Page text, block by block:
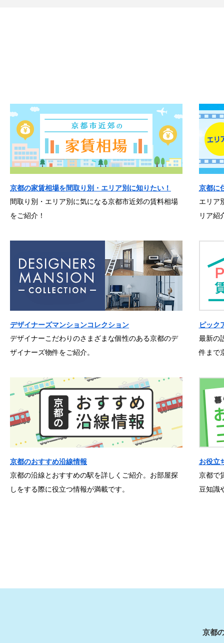
京都の家賃相場を間取り別・エリア別に知りたい！
間取り別・エリア別に気になる京都市近郊の賃料相場
をご紹介！
京都に
エリア
リア紹
デザイナーズマンションコレクション
デザイナーこだわりのさまざまな個性のある京都のデ
ザイナーズ物件をご紹介。
ピック
最新の
件まで
京都のおすすめ沿線情報
京都の沿線とおすすめの駅を詳しくご紹介。お部屋探
しをする際に役立つ情報が満載です。
お役立
京都で
豆知識
京都